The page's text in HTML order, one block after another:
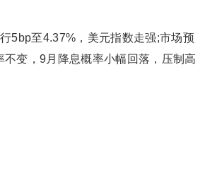
5bp至4.37%，美元指数走强;市场预
不变，9月降息概率小幅回落，压制高